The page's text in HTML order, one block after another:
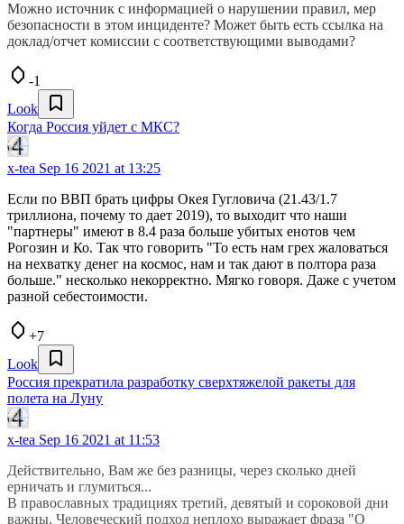
Можно источник с информацией о нарушении правил, мер
безопасности в этом инциденте? Может быть есть ссылка на
доклад/отчет комиссии с соответствующими выводами?
-1
Look
Когда Россия уйдет с МКС?
x-tea Sep 16 2021 at 13:25
Если по ВВП брать цифры Окея Гугловича (21.43/1.7
триллиона, почему то дает 2019), то выходит что наши
"партнеры" имеют в 8.4 раза больше убитых енотов чем
Рогозин и Ко. Так что говорить "То есть нам грех жаловаться
на нехватку денег на космос, нам и так дают в полтора раза
больше." несколько некорректно. Мягко говоря. Даже с учетом
разной себестоимости.
+7
Look
Россия прекратила разработку сверхтяжелой ракеты для
полета на Луну
x-tea Sep 16 2021 at 11:53
Действительно, Вам же без разницы, через сколько дней
ерничать и глумиться...
В православных традициях третий, девятый и сороковой дни
важны. Человеческий подход неплохо выражает фраза "О